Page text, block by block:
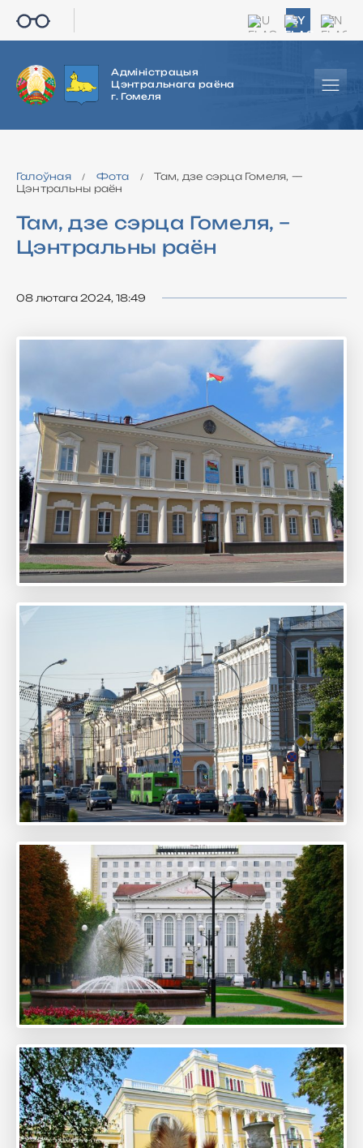
RU BY EN
Адміністрацыя
Цэнтральнага раёна
г. Гомеля
Галоўная / Фота /
Там, дзе сэрца Гомеля, —
Цэнтральны раён
Там, дзе сэрца Гомеля, –
Цэнтральны раён
08 лютага 2024, 18:49